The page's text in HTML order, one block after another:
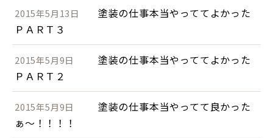
2015年5月13日
塗装の仕事本当やっててよかった
ＰＡＲＴ３
2015年5月9日
塗装の仕事本当やっててよかった
ＰＡＲＴ２
2015年5月9日
塗装の仕事本当やってて良かった
ぁ～！！！！